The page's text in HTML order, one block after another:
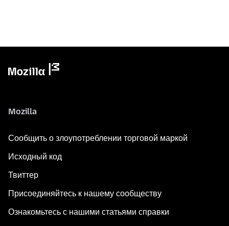
Mozilla
Сообщить о злоупотреблении торговой маркой
Исходный код
Твиттер
Присоединяйтесь к нашему сообществу
Ознакомьтесь с нашими статьями справки